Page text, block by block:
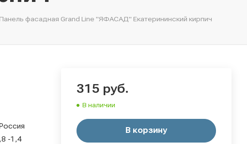
фасадная Grand Line "ЯФАСАД" Екатерининский кирпич
315 руб.
В наличии
В корзину
-1,4